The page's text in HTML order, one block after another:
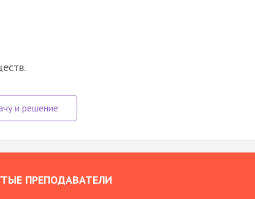
ПРЕПОДАВАТЕЛИ